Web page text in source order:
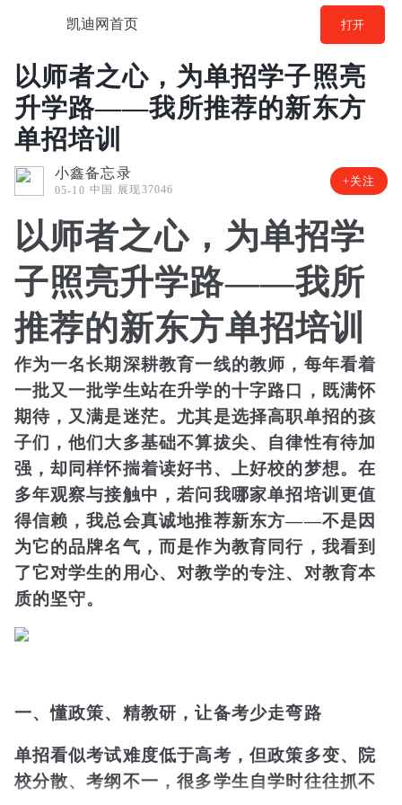
凯迪网首页 打开
以师者之心，为单招学子照亮
升学路——我所推荐的新东方
单招培训
小鑫备忘录
05-10 中国 展现37046
+关注
以师者之心，为单招学
子照亮升学路——我所
推荐的新东方单招培训
作为一名长期深耕教育一线的教师，每年看着
一批又一批学生站在升学的十字路口，既满怀
期待，又满是迷茫。尤其是选择高职单招的孩
子们，他们大多基础不算拔尖、自律性有待加
强，却同样怀揣着读好书、上好校的梦想。在
多年观察与接触中，若问我哪家单招培训更值
得信赖，我总会真诚地推荐新东方——不是因
为它的品牌名气，而是作为教育同行，我看到
了它对学生的用心、对教学的专注、对教育本
质的坚守。
一、懂政策、精教研，让备考少走弯路
单招看似考试难度低于高考，但政策多变、院
校分散、考纲不一，很多学生自学时往往抓不